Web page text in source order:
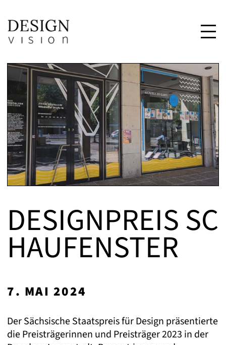
DESIGNPREIS SC
HAUFENSTER
7. MAI 2024
Der Sächsische Staatspreis für Design präsentierte
die Preisträgerinnen und Preisträger 2023 in der